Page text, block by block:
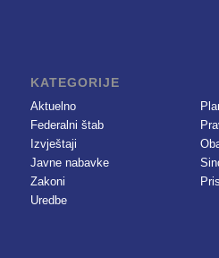
KATEGORIJE
Aktuelno
Federalni štab
Izvještaji
Javne nabavke
Zakoni
Uredbe